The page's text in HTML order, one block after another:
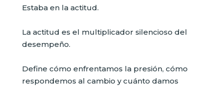
Estaba en la actitud.
La actitud es el multiplicador silencioso del
desempeño.
Define cómo enfrentamos la presión, cómo
respondemos al cambio y cuánto damos